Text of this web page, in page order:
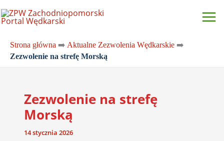
do
Strona główna ➡️ Aktualne Zezwolenia Wędkarskie ➡️
Zezwolenie na strefę Morską
Zezwolenie na strefę
Morską
14 stycznia 2026